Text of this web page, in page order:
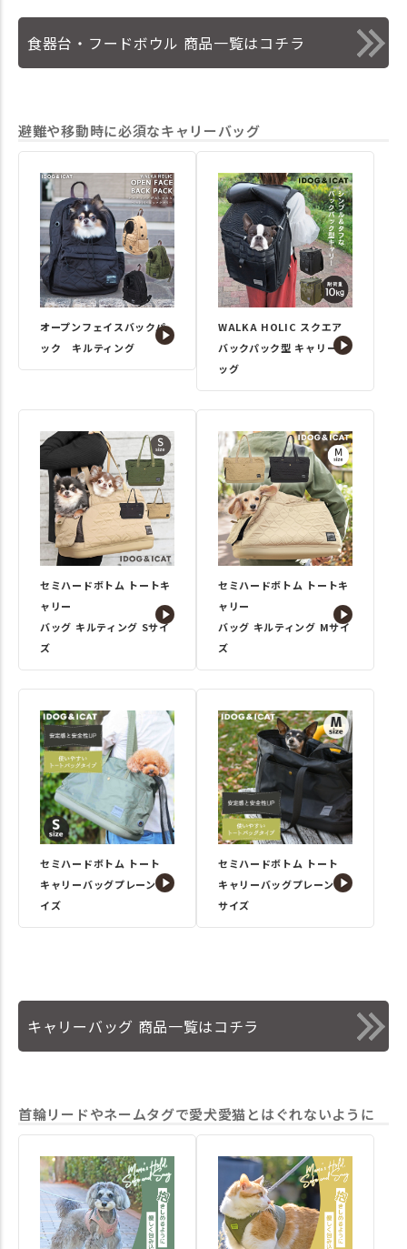
食器台・フードボウル 商品一覧はコチラ
避難や移動時に必須なキャリーバッグ
オープンフェイスバックパ
ック キルティング
WALKA HOLIC スクエア
バックパック型 キャリーバ
ッグ
セミハードボトム トートキ
ャリー
バッグ キルティング Sサイ
ズ
セミハードボトム トートキ
ャリー
バッグ キルティング Mサイ
ズ
セミハードボトム トート
キャリーバッグプレーンSサ
イズ
セミハードボトム トート
キャリーバッグプレーンM
サイズ
キャリーバッグ 商品一覧はコチラ
首輪リードやネームタグで愛犬愛猫とはぐれないように